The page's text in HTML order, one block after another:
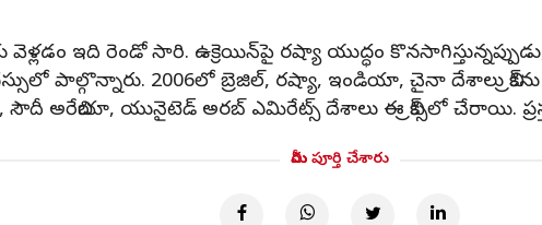
ఇది రెండో సారి. ఉక్రెయిన్‌పై రష్యా యుద్ధం
పాల్గొన్నారు. 2006లో బ్రెజిల్, రష్యా, ఇండియా, చైనా దేశాలు
యునైటెడ్ అరబ్ ఎమిరేట్స్ దేశాలు ఈ బ్రిక్స్‌లో చేరాయి.
మీరు పూర్తి చేశారు